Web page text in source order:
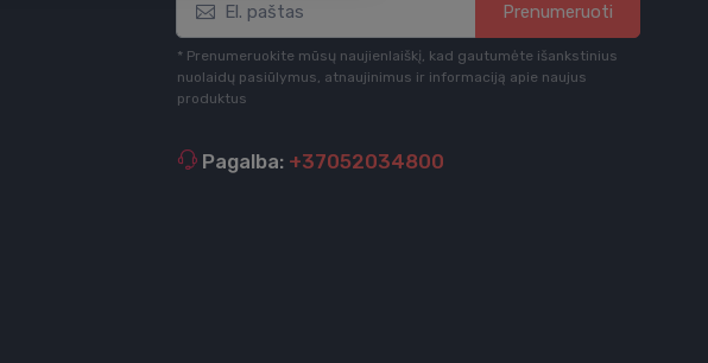
Prenumeruoti
* Prenumeruokite mūsų naujienlaiškį, kad gautumėte išankstinius
nuolaidų pasiūlymus, atnaujinimus ir informaciją apie naujus
produktus
Pagalba: +37052034800